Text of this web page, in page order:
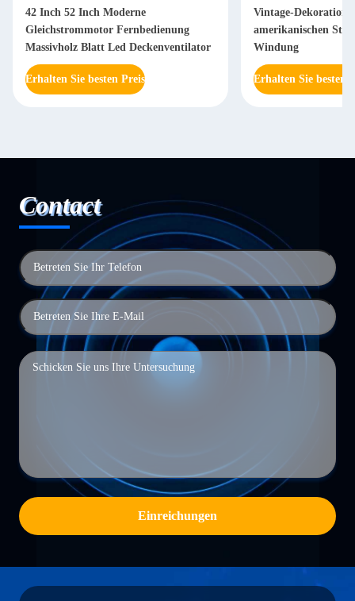
42 Inch 52 Inch Moderne
Gleichstrommotor Fernbedienung
Massivholz Blatt Led Deckenventilator
Erhalten Sie besten Preis
Vintage-
amerikanischen Stil
Windung
Erhalten Sie besten
Contact
Einreichungen